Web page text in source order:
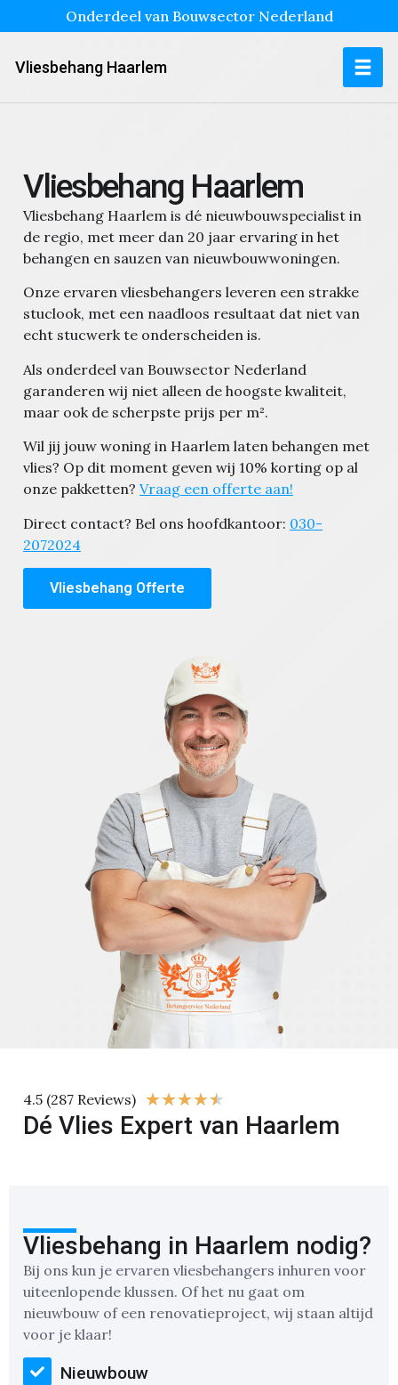
Onderdeel van Bouwsector Nederland
Vliesbehang Haarlem
Vliesbehang Haarlem
Vliesbehang Haarlem is dé nieuwbouwspecialist in
de regio, met meer dan 20 jaar ervaring in het
behangen en sauzen van nieuwbouwwoningen.
Onze ervaren vliesbehangers leveren een strakke
stuclook, met een naadloos resultaat dat niet van
echt stucwerk te onderscheiden is.
Als onderdeel van Bouwsector Nederland
garanderen wij niet alleen de hoogste kwaliteit,
maar ook de scherpste prijs per m².
Wil jij jouw woning in Haarlem laten behangen met
vlies? Op dit moment geven wij 10% korting op al
onze pakketten? Vraag een offerte aan!
Direct contact? Bel ons hoofdkantoor: 030-
2072024
Vliesbehang Offerte
4.5 (287 Reviews) ★★★★★
Dé Vlies Expert van Haarlem
Vliesbehang in Haarlem nodig?
Bij ons kun je ervaren vliesbehangers inhuren voor
uiteenlopende klussen. Of het nu gaat om
nieuwbouw of een renovatieproject, wij staan altijd
voor je klaar!
Nieuwbouw